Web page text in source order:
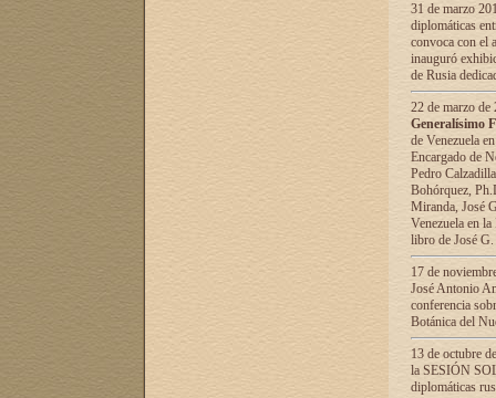
31 de marzo
diplomáticas
convoca con el
inauguró
de Rusia
22 de marzo
Generalísimo
de Venezuela
Encargado de
Pedro
Bohórquez,
Miranda, José
Venezuela en
libro de José
17 de
José Antonio
conferencia
Botánica del
13 de octubre
la SESIÓN
diplomáticas